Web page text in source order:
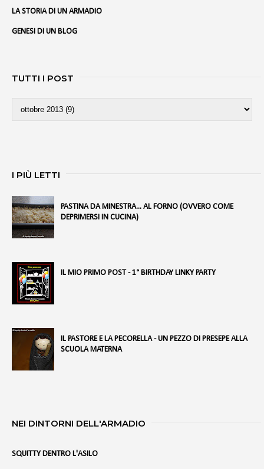
LA STORIA DI UN ARMADIO
GENESI DI UN BLOG
TUTTI I POST
I PIÙ LETTI
PASTINA DA MINESTRA... AL FORNO (OVVERO COME
DEPRIMERSI IN CUCINA)
IL MIO PRIMO POST - 1° BIRTHDAY LINKY PARTY
IL PASTORE E LA PECORELLA - UN PEZZO DI PRESEPE ALLA
SCUOLA MATERNA
NEI DINTORNI DELL'ARMADIO
SQUITTY DENTRO L'ASILO